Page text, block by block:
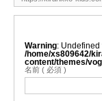
Warning :
/home/xs809642/
content/themes/
名前 ( 必須 )